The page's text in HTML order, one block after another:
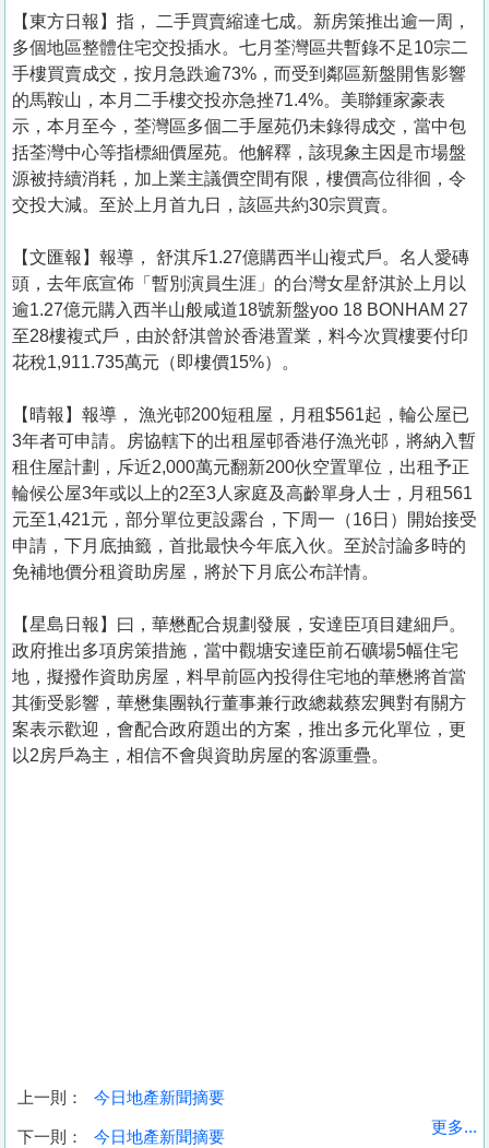
收
【東方日報】指， 二手買賣縮達七成。新房策推出逾一周，
多個地區整體住宅交投插水。七月荃灣區共暫錄不足10宗二
手樓買賣成交，按月急跌逾73%，而受到鄰區新盤開售影響
的馬鞍山，本月二手樓交投亦急挫71.4%。美聯鍾家豪表
示，本月至今，荃灣區多個二手屋苑仍未錄得成交，當中包
括荃灣中心等指標細價屋苑。他解釋，該現象主因是市場盤
源被持續消耗，加上業主議價空間有限，樓價高位徘徊，令
交投大減。至於上月首九日，該區共約30宗買賣。
【文匯報】報導， 舒淇斥1.27億購西半山複式戶。名人愛磚
頭，去年底宣佈「暫別演員生涯」的台灣女星舒淇於上月以
逾1.27億元購入西半山般咸道18號新盤yoo 18 BONHAM 27
至28樓複式戶，由於舒淇曾於香港置業，料今次買樓要付印
花稅1,911.735萬元（即樓價15%）。
【晴報】報導， 漁光邨200短租屋，月租$561起，輪公屋已
3年者可申請。房協轄下的出租屋邨香港仔漁光邨，將納入暫
租住屋計劃，斥近2,000萬元翻新200伙空置單位，出租予正
輪候公屋3年或以上的2至3人家庭及高齡單身人士，月租561
元至1,421元，部分單位更設露台，下周一（16日）開始接受
申請，下月底抽籤，首批最快今年底入伙。至於討論多時的
免補地價分租資助房屋，將於下月底公布詳情。
【星島日報】曰，華懋配合規劃發展，安達臣項目建細戶。
政府推出多項房策措施，當中觀塘安達臣前石礦場5幅住宅
地，擬撥作資助房屋，料早前區內投得住宅地的華懋將首當
其衝受影響，華懋集團執行董事兼行政總裁蔡宏興對有關方
案表示歡迎，會配合政府題出的方案，推出多元化單位，更
以2房戶為主，相信不會與資助房屋的客源重疊。
上一則： 今日地產新聞摘要
下一則： 今日地產新聞摘要
更多...